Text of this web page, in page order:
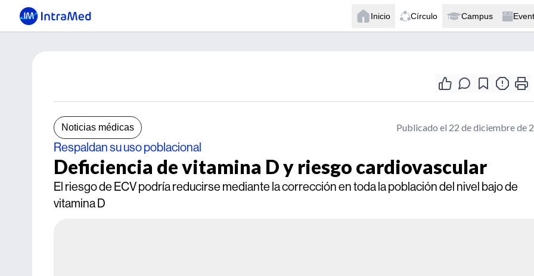
Inicio Círculo Campus
Noticias médicas Publicado el 22 de diciembre de
Respaldan su uso poblacional
Deficiencia de vitamina D y riesgo cardiovascular
El riesgo de ECV podría reducirse mediante la corrección en toda la población del nivel bajo de
vitamina D